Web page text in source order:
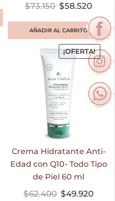
$73.150 $58.520
AÑADIR AL CARRITO
¡OFERTA!
Crema Hidratante Anti-
Edad con Q10- Todo Tipo
de Piel 60 ml
$62.400 $49.920